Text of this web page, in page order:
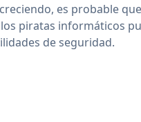
es probable
piratas informáticos
de seguridad.